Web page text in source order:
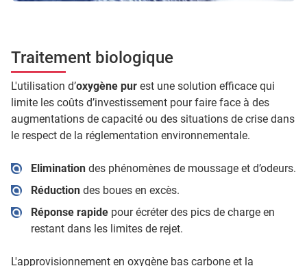
Traitement biologique
L'utilisation d’oxygène pur est une solution efficace qui
limite les coûts d’investissement pour faire face à des
augmentations de capacité ou des situations de crise dans
le respect de la réglementation environnementale.
Elimination des phénomènes de moussage et d’odeurs.
Réduction des boues en excès.
Réponse rapidepour écréter des pics de charge en
restant dans les limites de rejet.
L'approvisionnement en oxygène bas carbone et la